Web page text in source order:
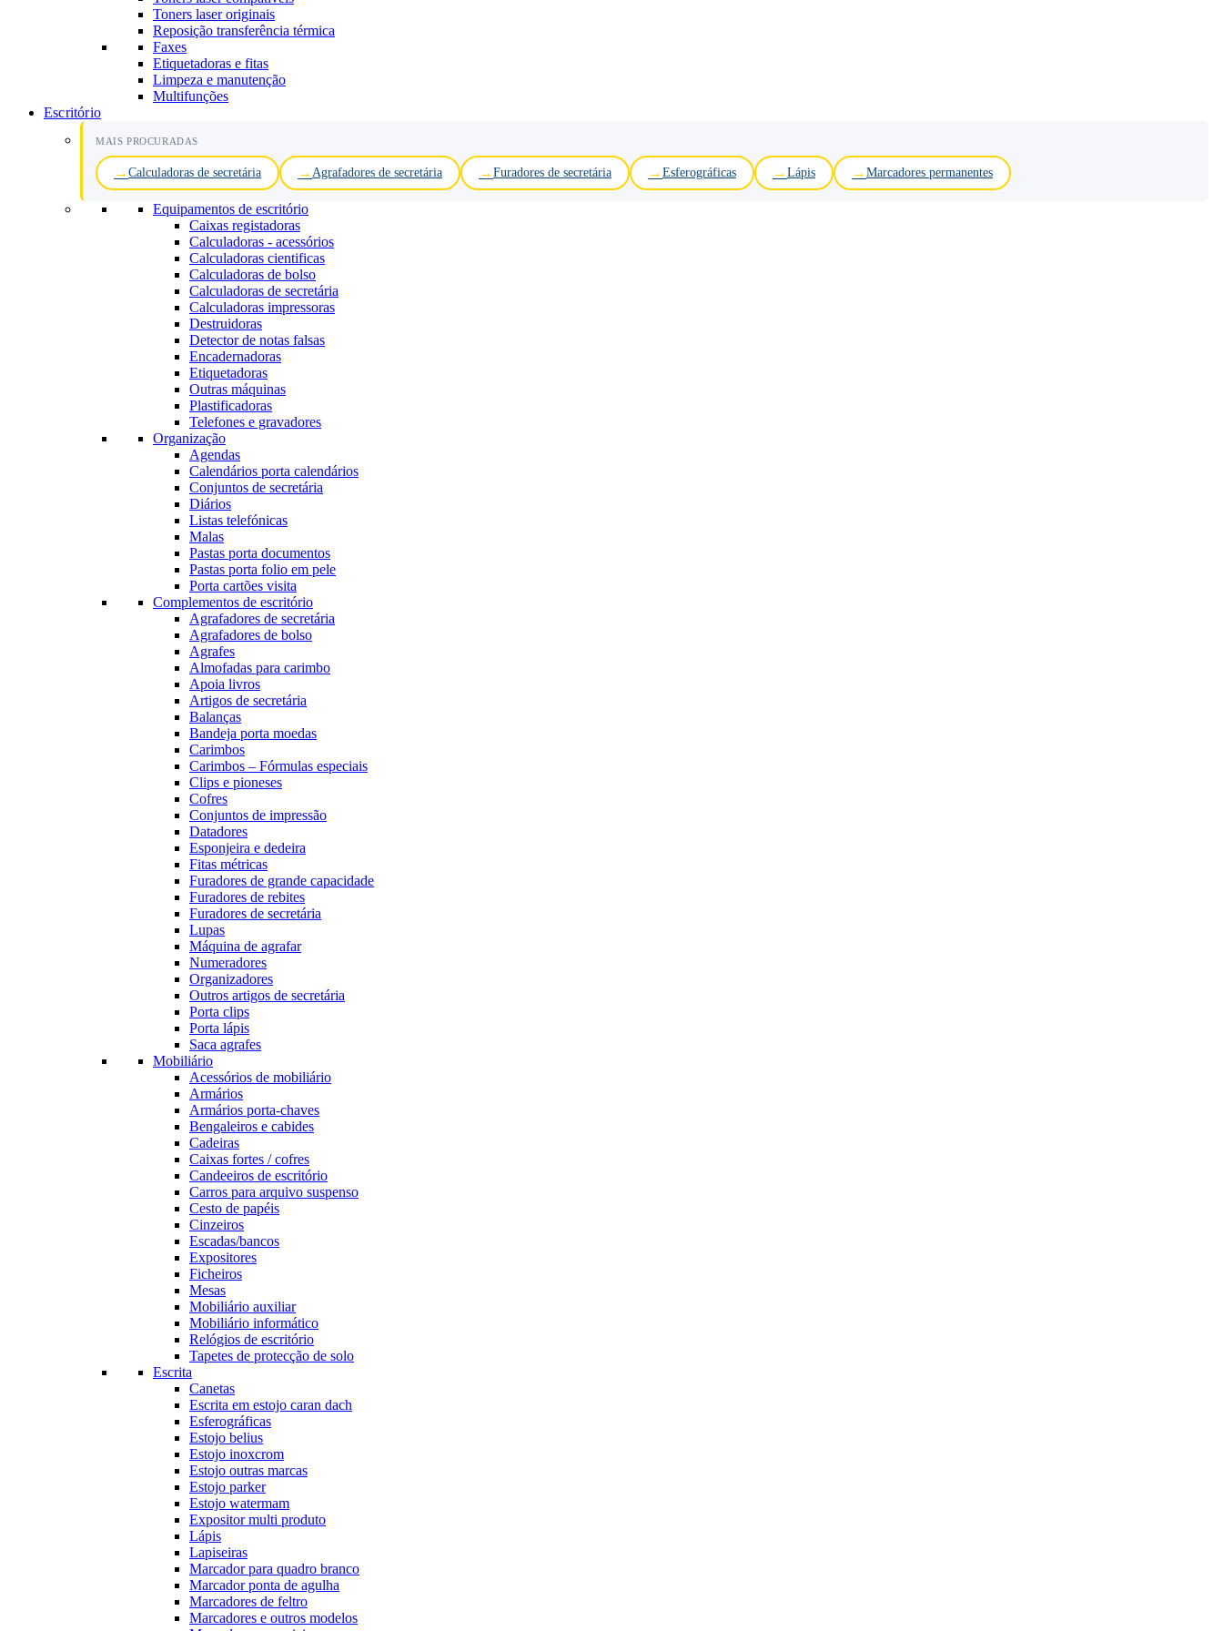
Toners laser originais
Reposição transferência térmica
Faxes
Etiquetadoras e fitas
Limpeza e manutenção
Multifunções
Escritório
MAIS PROCURADAS
Calculadoras de secretária Agrafadores de secretária Furadores de secretária Esferográficas Lápis Marcadores permanentes
Equipamentos de escritório
Caixas registadoras
Calculadoras - acessórios
Calculadoras cientificas
Calculadoras de bolso
Calculadoras de secretária
Calculadoras impressoras
Destruidoras
Detector de notas falsas
Encadernadoras
Etiquetadoras
Outras máquinas
Plastificadoras
Telefones e gravadores
Organização
Agendas
Calendários porta calendários
Conjuntos de secretária
Diários
Listas telefónicas
Malas
Pastas porta documentos
Pastas porta folio em pele
Porta cartões visita
Complementos de escritório
Agrafadores de secretária
Agrafadores de bolso
Agrafes
Almofadas para carimbo
Apoia livros
Artigos de secretária
Balanças
Bandeja porta moedas
Carimbos
Carimbos – Fórmulas especiais
Clips e pioneses
Cofres
Conjuntos de impressão
Datadores
Esponjeira e dedeira
Fitas métricas
Furadores de grande capacidade
Furadores de rebites
Furadores de secretária
Lupas
Máquina de agrafar
Numeradores
Organizadores
Outros artigos de secretária
Porta clips
Porta lápis
Saca agrafes
Mobiliário
Acessórios de mobiliário
Armários
Armários porta-chaves
Bengaleiros e cabides
Cadeiras
Caixas fortes / cofres
Candeeiros de escritório
Carros para arquivo suspenso
Cesto de papéis
Cinzeiros
Escadas/bancos
Expositores
Ficheiros
Mesas
Mobiliário auxiliar
Mobiliário informático
Relógios de escritório
Tapetes de protecção de solo
Escrita
Canetas
Escrita em estojo caran dach
Esferográficas
Estojo belius
Estojo inoxcrom
Estojo outras marcas
Estojo parker
Estojo watermam
Expositor multi produto
Lápis
Lapiseiras
Marcador para quadro branco
Marcador ponta de agulha
Marcadores de feltro
Marcadores e outros modelos